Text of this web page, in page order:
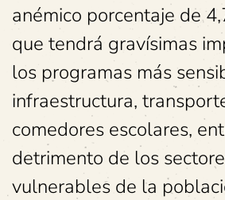
anémico porcentaje de
que tendrá gravísimas
los programas más
infraestructura,
comedores escolares,
detrimento de los
vulnerables de la